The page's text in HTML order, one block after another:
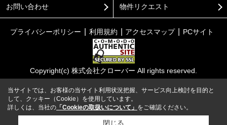
お問い合わせ 物件リクエスト
プライバシーポリシー 利用規約 アクセスマップ PCサイト
Copyright(c) 株式会社クローバー All rights reserved.
当サイトでは、お客様の当サイト利用状況把握、サービス向上検討を目的と
して、クッキー（Cookie）を使用しています。
詳しくは、当社の 「Cookieの取扱いについて」 をご確認ください。
閉じる